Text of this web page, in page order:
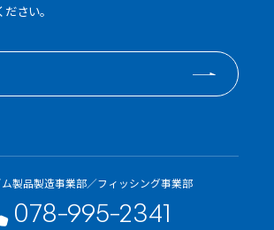
さい。
製品製造事業部／フィッシング事業部
078-995-2341